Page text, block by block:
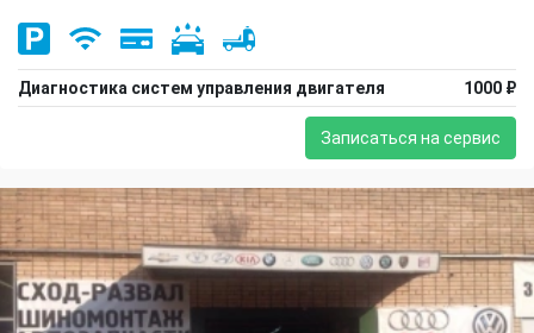
Диагностика систем управления двигателя 1000 ₽
Записаться на сервис